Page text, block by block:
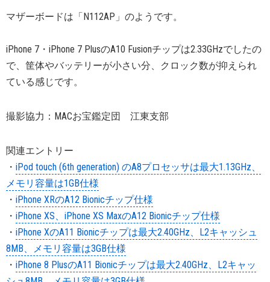
マザーボードは「N112AP」のようです。
iPhone 7・iPhone 7 PlusのA10 Fusionチップは2.33GHzでしたの
で、筐体やバッテリーが小さい分、クロック数が抑えられ
ている感じです。
撮影協力：MACお宝鑑定団 江東支部
関連エントリー
・ iPod touch (6th generation) のA8プロセッサは最大1.13GHz、
メモリ容量は1GB仕様
・ iPhone XRのA12 Bionicチップ仕様
・ iPhone XS、iPhone XS MaxのA12 Bionicチップ仕様
・ iPhone XのA11 Bionicチップは最大2.40GHz、L2キャッシュ
8MB、メモリ容量は3GB仕様
・ iPhone 8 PlusのA11 Bionicチップは最大2.40GHz、L2キャッ